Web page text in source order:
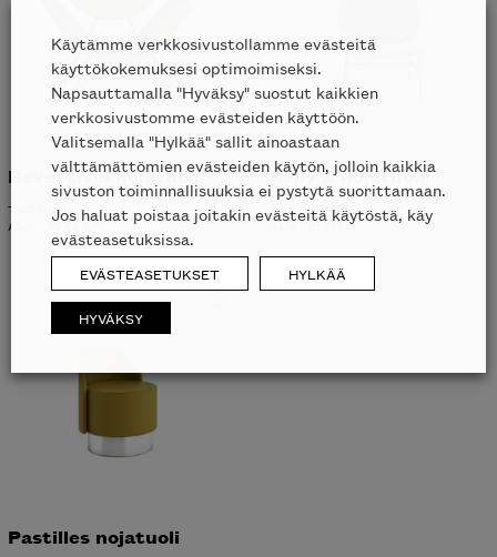
Reversível nojatuoli
TACCHINI
ALK. 3697 €
Kelly E nojatuoli
TACCHINI
ALK.2181€
Pastilles nojatuoli
Käytämme verkkosivustollamme evästeitä
käyttökokemuksesi optimoimiseksi.
Napsauttamalla "Hyväksy" suostut kaikkien
verkkosivustomme evästeiden käyttöön.
Valitsemalla "Hylkää" sallit ainoastaan
välttämättömien evästeiden käytön, jolloin kaikkia
sivuston toiminnallisuuksia ei pystytä suorittamaan.
Jos haluat poistaa joitakin evästeitä käytöstä, käy
evästeasetuksissa.
EVÄSTEASETUKSET HYLKÄÄ
HYVÄKSY